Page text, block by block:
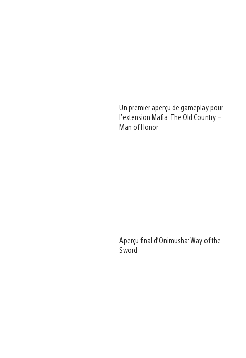
Un premier aperçu de gameplay pour
l’extension Mafia: The Old Country –
Man of Honor
Aperçu final d’Onimusha: Way of the
Sword